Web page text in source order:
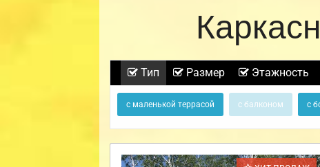
Тип Размер Этажность
с маленькой террасой с балконом с